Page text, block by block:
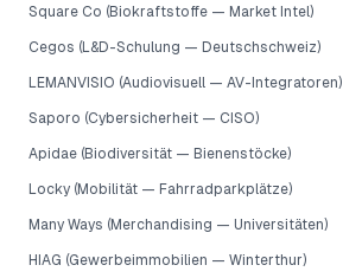
Square Co (Biokraftstoffe — Market Intel)
Cegos (L&D-Schulung — Deutschschweiz)
LEMANVISIO (Audiovisuell — AV-Integratoren)
Saporo (Cybersicherheit — CISO)
Apidae (Biodiversität — Bienenstöcke)
Locky (Mobilität — Fahrradparkplätze)
Many Ways (Merchandising — Universitäten)
HIAG (Gewerbeimmobilien — Winterthur)